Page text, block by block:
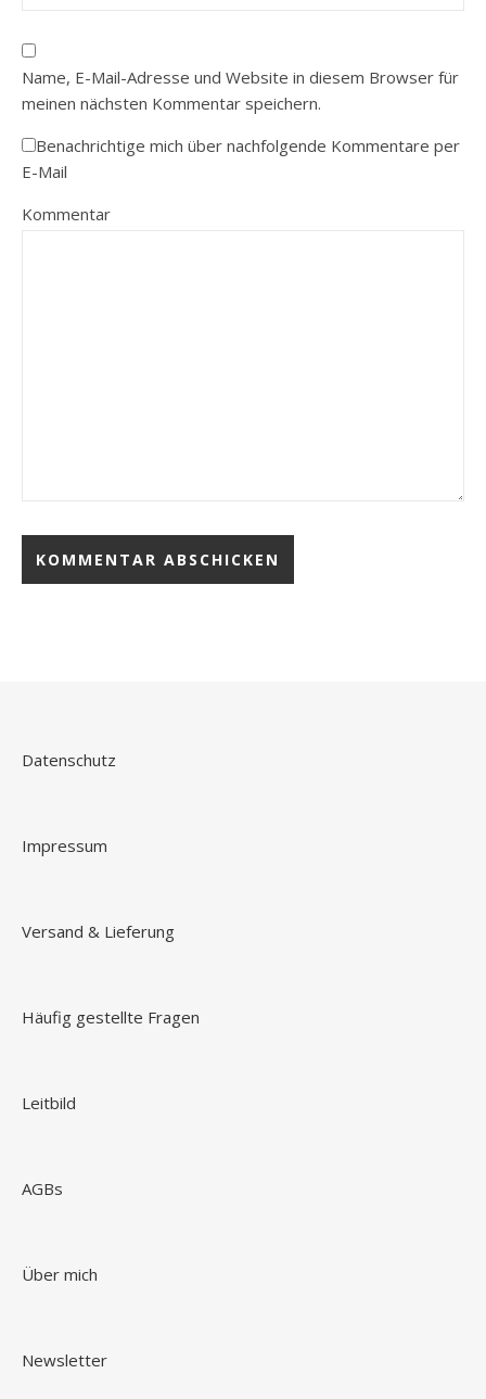
Name, E-Mail-Adresse und Website in diesem Browser für
meinen nächsten Kommentar speichern.
Benachrichtige mich über nachfolgende Kommentare per
E-Mail
Kommentar
Datenschutz
Impressum
Versand & Lieferung
Häufig gestellte Fragen
Leitbild
AGBs
Über mich
Newsletter